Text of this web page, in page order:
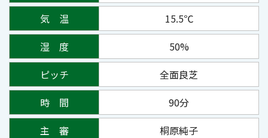
気 温
15.5℃
湿 度
50%
ピッチ
全面良芝
時 間
90分
主 審
桐原純子